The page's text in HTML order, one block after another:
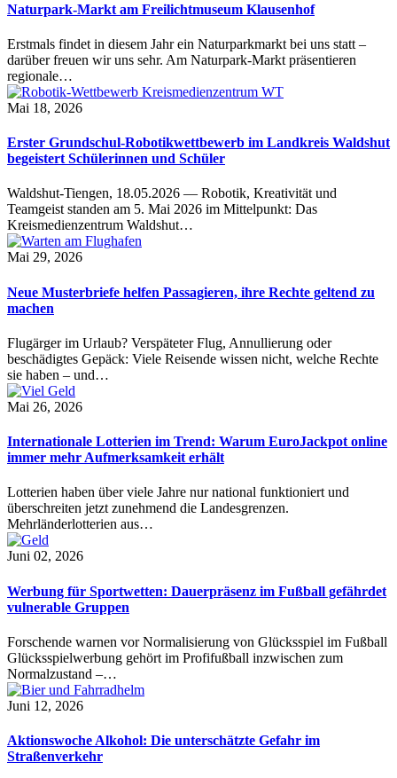
Naturpark-Markt am Freilichtmuseum Klausenhof
Erstmals findet in diesem Jahr ein Naturparkmarkt bei uns statt –
darüber freuen wir uns sehr. Am Naturpark-Markt präsentieren
regionale…
Mai 18, 2026
Erster Grundschul-Robotikwettbewerb im Landkreis Waldshut
begeistert Schülerinnen und Schüler
Waldshut-Tiengen, 18.05.2026 — Robotik, Kreativität und
Teamgeist standen am 5. Mai 2026 im Mittelpunkt: Das
Kreismedienzentrum Waldshut…
Mai 29, 2026
Neue Musterbriefe helfen Passagieren, ihre Rechte geltend zu
machen
Flugärger im Urlaub? Verspäteter Flug, Annullierung oder
beschädigtes Gepäck: Viele Reisende wissen nicht, welche Rechte
sie haben – und…
Mai 26, 2026
Internationale Lotterien im Trend: Warum EuroJackpot online
immer mehr Aufmerksamkeit erhält
Lotterien haben über viele Jahre nur national funktioniert und
überschreiten jetzt zunehmend die Landesgrenzen.
Mehrländerlotterien aus…
Juni 02, 2026
Werbung für Sportwetten: Dauerpräsenz im Fußball gefährdet
vulnerable Gruppen
Forschende warnen vor Normalisierung von Glücksspiel im Fußball
Glücksspielwerbung gehört im Profifußball inzwischen zum
Normalzustand –…
Juni 12, 2026
Aktionswoche Alkohol: Die unterschätzte Gefahr im
Straßenverkehr